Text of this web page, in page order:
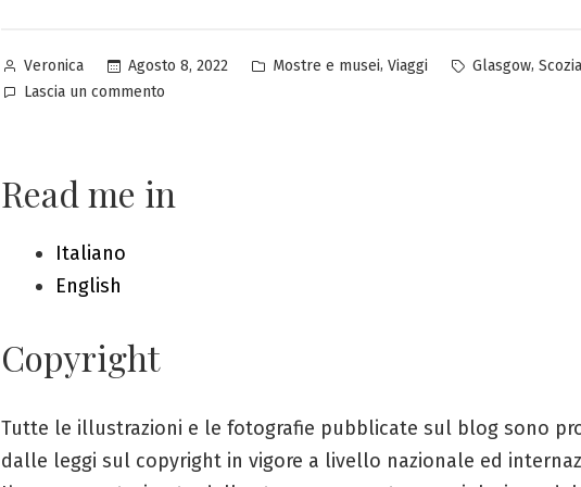
Pubblicato
da
Veronica Agosto 8, 2022
Pubblicato
Mostre e musei, Viaggi Tag:
Glasgow, Scozia
Lascia un commento
Read me in
Italiano
English
Copyright
Tutte le illustrazioni e le fotografie pubblicate sul blog sono
dalle leggi sul copyright in vigore a livello nazionale ed